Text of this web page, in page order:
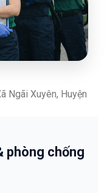
Ngãi Xuyên, Huyện
phòng chống